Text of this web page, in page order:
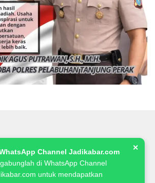
Channel Jadikabar.com
di WhatsApp Channel
untuk mendapatkan
✕